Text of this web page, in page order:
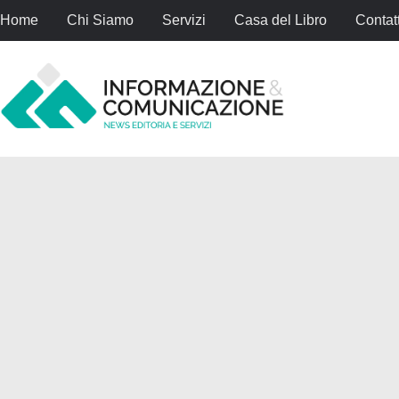
Home Chi Siamo Servizi Casa del Libro